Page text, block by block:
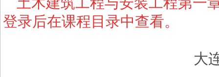
登录后在课程目录中查看。
大